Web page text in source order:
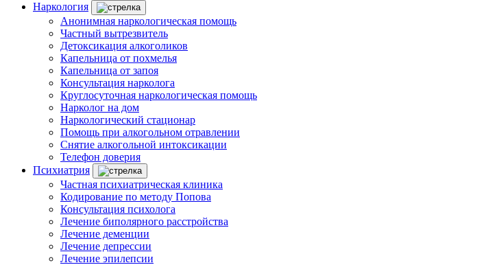
Наркология
Анонимная наркологическая помощь
Частный вытрезвитель
Детоксикация алкоголиков
Капельница от похмелья
Капельница от запоя
Консультация нарколога
Круглосуточная наркологическая помощь
Нарколог на дом
Наркологический стационар
Помощь при алкогольном отравлении
Снятие алкогольной интоксикации
Телефон доверия
Психиатрия
Частная психиатрическая клиника
Кодирование по методу Попова
Консультация психолога
Лечение биполярного расстройства
Лечение деменции
Лечение депрессии
Лечение эпилепсии